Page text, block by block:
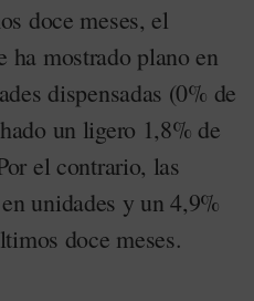
doce meses, el
ha mostrado plano en
dispensadas (0% de
un ligero 1,8% de
el contrario, las
unidades y un 4,9%
doce meses.